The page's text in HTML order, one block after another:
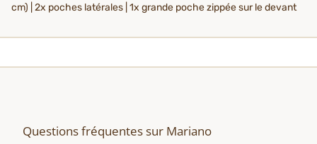
cm) | 2x poches latérales | 1x grande poche zippée sur le devant
Questions fréquentes sur Mariano